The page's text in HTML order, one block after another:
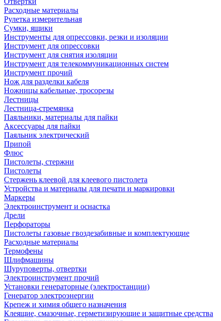
Расходные материалы
Рулетка измерительная
Сумки, ящики
Инструменты для опрессовки, резки и изоляции
Инструмент для опрессовки
Инструмент для снятия изоляции
Инструмент для телекоммуникационных систем
Инструмент прочий
Нож для разделки кабеля
Ножницы кабельные, тросорезы
Лестницы
Лестница-стремянка
Паяльники, материалы для пайки
Аксессуары для пайки
Паяльник электрический
Припой
Флюс
Пистолеты, стержни
Пистолеты
Стержень клеевой для клеевого пистолета
Устройства и материалы для печати и маркировки
Маркеры
Электроинструмент и оснастка
Дрели
Перфораторы
Пистолеты газовые гвоздезабивные и комплектующие
Расходные материалы
Термофены
Шлифмашины
Шуруповерты, отвертки
Электроинструмент прочий
Установки генераторные (электростанции)
Генератор электроэнергии
Крепеж и химия общего назначения
Клеящие, смазочные, герметизирующие и защитные средства